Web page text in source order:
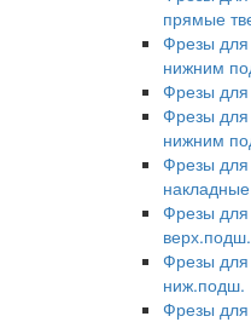
прямые
Фрезы для
нижним
Фрезы
Фрезы
нижним
Фрезы
Фрезы для
Фрезы для
ниж.подш.
Фрезы для